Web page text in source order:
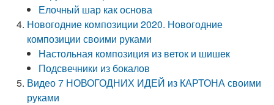
Елочный шар как основа
Новогодние композиции 2020. Новогодние
композиции своими руками
Настольная композиция из веток и шишек
Подсвечники из бокалов
Видео 7 НОВОГОДНИХ ИДЕЙ из КАРТОНА своими
руками